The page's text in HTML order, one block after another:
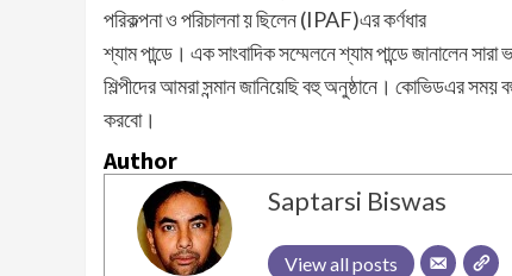
পরিকল্পনা ও পরিচালনা য় ছিলেন (IPAF)এর কর্ণধার
শ্যাম পান্ডে। এক সাংবাদিক সম্মেলনে শ্যাম পান্ডে জানালেন
শিল্পীদের আমরা সন্মান জানিয়েছি বহু অনুষ্ঠানে। কোভিডএর
করবো।
Author
Saptarsi Biswas
View all posts